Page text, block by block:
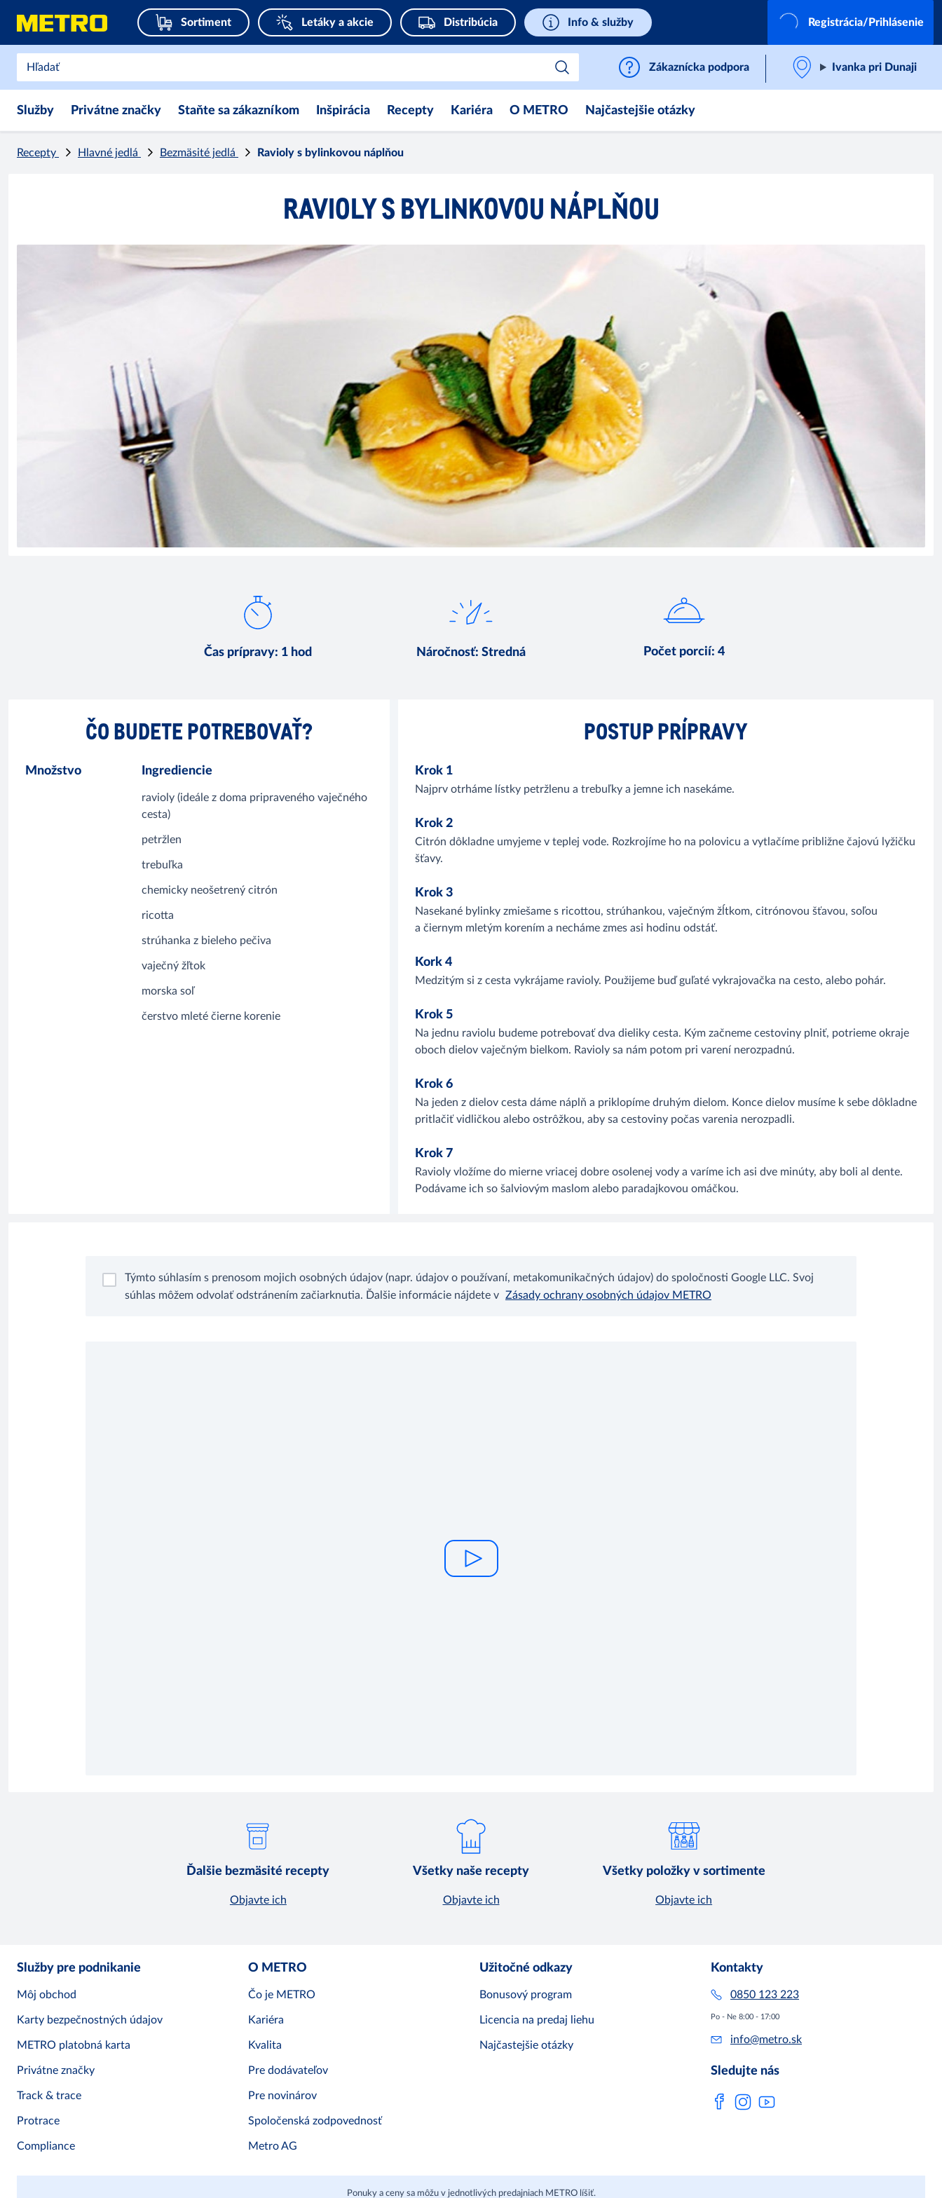
Sortiment Letáky a akcie Distribúcia Info & služby Registrácia/Prihlásenie
Zákaznícka podpora Ivanka pri Dunaji
Služby Privátne značky Staňte sa zákazníkom Inšpirácia Recepty Kariéra O METRO Najčastejšie otázky
Recepty Hlavné jedlá Bezmäsité jedlá Ravioly s bylinkovou náplňou
RAVIOLY S BYLINKOVOU NÁPLŇOU
Čas prípravy: 1 hod Náročnosť: Stredná Počet porcií: 4
ČO BUDETE POTREBOVAŤ?
Množstvo Ingrediencie
ravioly (ideále z doma pripraveného vaječného
cesta)
petržlen
trebuľka
chemicky neošetrený citrón
ricotta
strúhanka z bieleho pečiva
vaječný žľtok
morska soľ
čerstvo mleté čierne korenie
POSTUP PRÍPRAVY
Krok 1
Najprv otrháme lístky petržlenu a trebuľky a jemne ich nasekáme.
Krok 2
Citrón dôkladne umyjeme v teplej vode. Rozkrojíme ho na polovicu a vytlačíme približne čajovú lyžičku
šťavy.
Krok 3
Nasekané bylinky zmiešame s ricottou, strúhankou, vaječným žĺtkom, citrónovou šťavou, soľou
a čiernym mletým korením a necháme zmes asi hodinu odstáť.
Kork 4
Medzitým si z cesta vykrájame ravioly. Použijeme buď guľaté vykrajovačka na cesto, alebo pohár.
Krok 5
Na jednu raviolu budeme potrebovať dva dieliky cesta. Kým začneme cestoviny plniť, potrieme okraje
oboch dielov vaječným bielkom. Ravioly sa nám potom pri varení nerozpadnú.
Krok 6
Na jeden z dielov cesta dáme náplň a priklopíme druhým dielom. Konce dielov musíme k sebe dôkladne
pritlačiť vidličkou alebo ostrôžkou, aby sa cestoviny počas varenia nerozpadli.
Krok 7
Ravioly vložíme do mierne vriacej dobre osolenej vody a varíme ich asi dve minúty, aby boli al dente.
Podávame ich so šalviovým maslom alebo paradajkovou omáčkou.
Týmto súhlasím s prenosom mojich osobných údajov (napr. údajov o používaní, metakomunikačných údajov) do spoločnosti Google LLC. Svoj
súhlas môžem odvolať odstránením začiarknutia. Ďalšie informácie nájdete v Zásady ochrany osobných údajov METRO
Ďalšie bezmäsité recepty
Objavte ich
Všetky naše recepty
Objavte ich
Všetky položky v sortimente
Objavte ich
Služby pre podnikanie
Môj obchod
Karty bezpečnostných údajov
METRO platobná karta
Privátne značky
Track & trace
Protrace
Compliance
O METRO
Čo je METRO
Kariéra
Kvalita
Pre dodávateľov
Pre novinárov
Spoločenská zodpovednosť
Metro AG
Užitočné odkazy
Bonusový program
Licencia na predaj liehu
Najčastejšie otázky
Kontakty
0850 123 223
Po - Ne 8:00 - 17:00
info@metro.sk
Sledujte nás
Ponuky a ceny sa môžu v jednotlivých predajniach METRO líšiť.